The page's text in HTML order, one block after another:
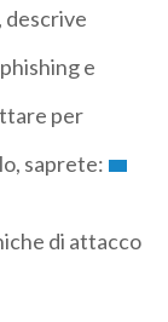
descrive
e
per
saprete:
di attacco